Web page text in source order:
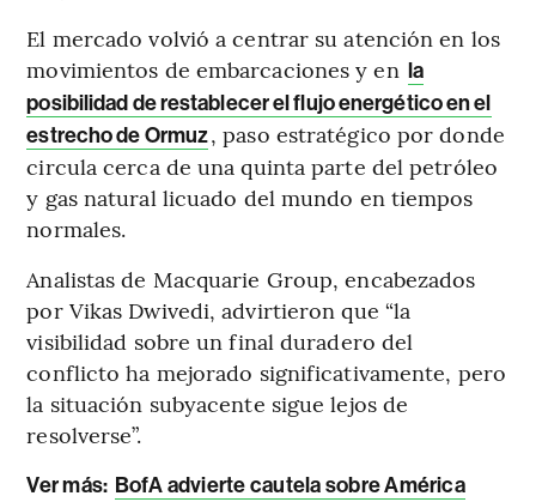
El mercado volvió a centrar su atención en los
movimientos de embarcaciones y en la
posibilidad de restablecer el flujo energético en el
estrecho de Ormuz, paso estratégico por donde
circula cerca de una quinta parte del petróleo
y gas natural licuado del mundo en tiempos
normales.
Analistas de Macquarie Group, encabezados
por Vikas Dwivedi, advirtieron que “la
visibilidad sobre un final duradero del
conflicto ha mejorado significativamente, pero
la situación subyacente sigue lejos de
resolverse”.
Ver más: BofA advierte cautela sobre América